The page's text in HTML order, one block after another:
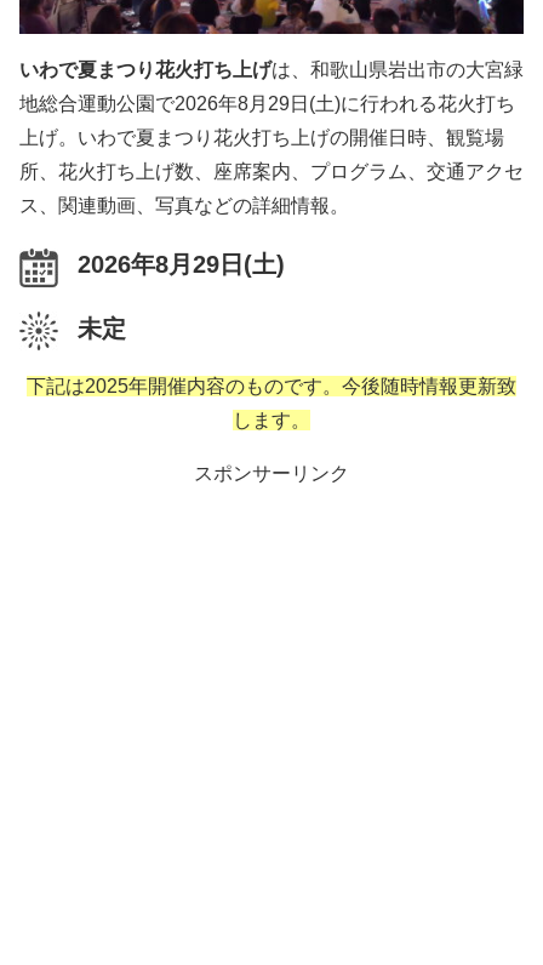
いわで夏まつり花火打ち上げは、和歌山県岩出市の大宮緑
地総合運動公園で2026年8月29日(土)に行われる花火打ち
上げ。いわで夏まつり花火打ち上げの開催日時、観覧場
所、花火打ち上げ数、座席案内、プログラム、交通アクセ
ス、関連動画、写真などの詳細情報。
2026年8月29日(土)
未定
下記は2025年開催内容のものです。今後随時情報更新致
します。
スポンサーリンク